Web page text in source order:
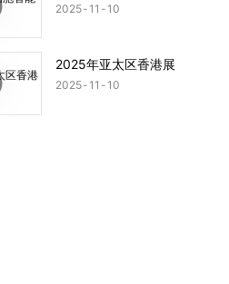
2025 11 10
2025年亚太区香港展
2025 11 10